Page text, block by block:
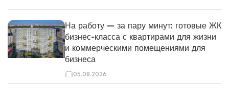
На работу — за пару минут: готовые ЖК
бизнес-класса с квартирами для жизни
и коммерческими помещениями для
бизнеса
05.08.2026